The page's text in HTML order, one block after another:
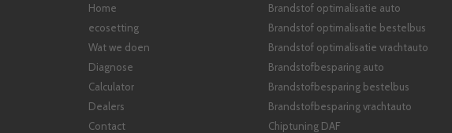
Home
ecosetting
Wat we doen
Diagnose
Calculator
Dealers
Contact
Brandstof optimalisatie auto
Brandstof optimalisatie bestelbus
Brandstof optimalisatie vrachtauto
Brandstofbesparing auto
Brandstofbesparing bestelbus
Brandstofbesparing vrachtauto
Chiptuning DAF